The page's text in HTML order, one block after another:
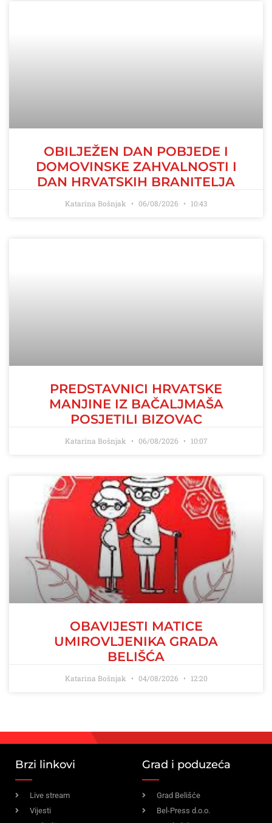
OBILJEŽEN DAN POBJEDE I
DOMOVINSKE ZAHVALNOSTI I
DAN HRVATSKIH BRANITELJA
Katarina Bošnjak 06/08/2026 10:43
PREDSTAVNICI HRVATSKE
MANJINE IZ BAČALJMAŠA
POSJETILI BIZOVAC
Katarina Bošnjak 06/08/2026 10:07
OBAVIJESTI MATICE
UMIROVLJENIKA GRADA
BELIŠĆA
Katarina Bošnjak 04/08/2026 12:20
Brzi linkovi
Live stream
Vijesti
Grad i poduzeća
Grad Belišće
Bel-Press d.o.o.